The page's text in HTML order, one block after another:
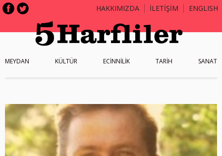
HAKKIMIZDA İLETİŞİM ENGLISH
MEYDAN KÜLTÜR ECİNNİLİK TARİH SANAT